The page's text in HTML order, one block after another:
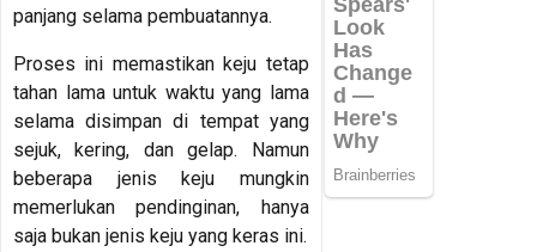
panjang selama pembuatannya.
Proses ini memastikan keju tetap
tahan lama untuk waktu yang lama
selama disimpan di tempat yang
sejuk, kering, dan gelap. Namun
beberapa jenis keju mungkin
memerlukan pendinginan, hanya
saja bukan jenis keju yang keras ini.